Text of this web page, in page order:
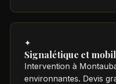
✦
Signalétique et
Intervention à
environnantes. Devis